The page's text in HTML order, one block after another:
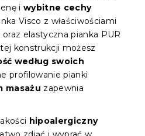
iwybitne cechy
Visco z właściwościami
elastyczna pianka PUR
konstrukcji możesz
według swoich
profilowanie pianki
masażu zapewnia
hipoalergiczny